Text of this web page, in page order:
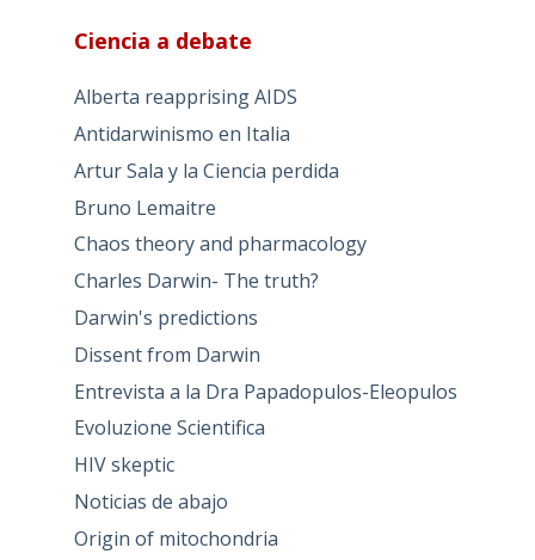
Ciencia a debate
Alberta reapprising AIDS
Antidarwinismo en Italia
Artur Sala y la Ciencia perdida
Bruno Lemaitre
Chaos theory and pharmacology
Charles Darwin- The truth?
Darwin's predictions
Dissent from Darwin
Entrevista a la Dra Papadopulos-Eleopulos
Evoluzione Scientifica
HIV skeptic
Noticias de abajo
Origin of mitochondria